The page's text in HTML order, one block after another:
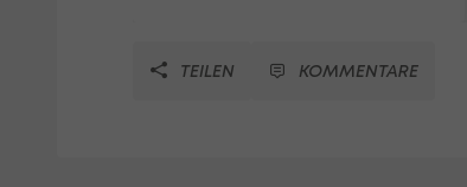
TEILEN KOMMENTARE